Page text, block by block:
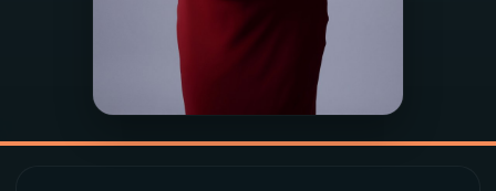
ACOMPANHE A RÁDIO MEC
YouTube Facebook